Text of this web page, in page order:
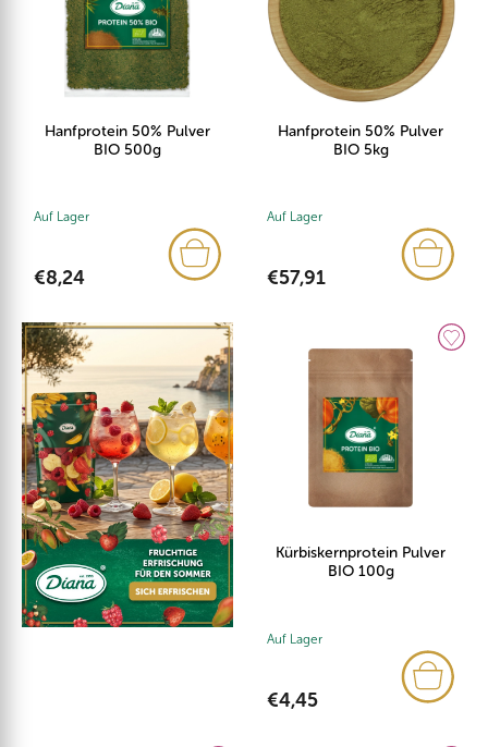
Hanfprotein 50% Pulver
BIO 500g
Auf Lager
€8,24
Hanfprotein 50% Pulver
BIO 5kg
Auf Lager
€57,91
Kürbiskernprotein Pulver
BIO 100g
Auf Lager
€4,45